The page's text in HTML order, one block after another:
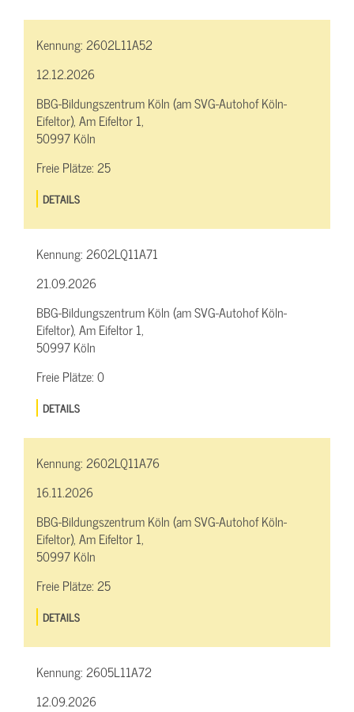
Kennung:2602L11A52
12.12.2026
BBG-Bildungszentrum Köln (am SVG-Autohof Köln-
Eifeltor), Am Eifeltor 1,
50997 Köln
Freie Plätze:25
DETAILS
Kennung:2602LQ11A71
21.09.2026
BBG-Bildungszentrum Köln (am SVG-Autohof Köln-
Eifeltor), Am Eifeltor 1,
50997 Köln
Freie Plätze:0
DETAILS
Kennung:2602LQ11A76
16.11.2026
BBG-Bildungszentrum Köln (am SVG-Autohof Köln-
Eifeltor), Am Eifeltor 1,
50997 Köln
Freie Plätze:25
DETAILS
Kennung:2605L11A72
12.09.2026